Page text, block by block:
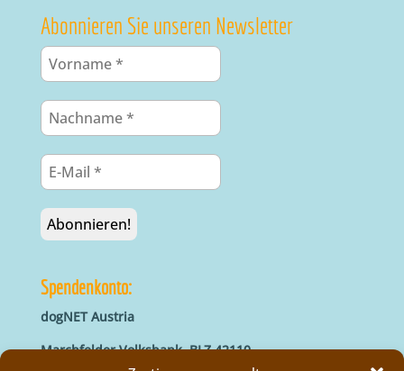
Abonnieren Sie unseren Newsletter
Spendenkonto:
dogNET Austria
Marchfelder Volksbank, BLZ 42110